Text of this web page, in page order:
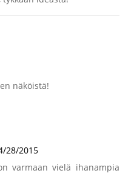
näköistä!
28/2015
varmaan vielä ihanampia